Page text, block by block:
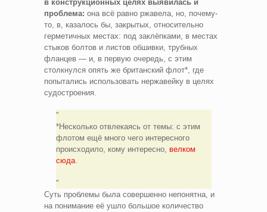
в конструкционных целях выявилась и
проблема: она всё равно ржавела, но, почему-
то, в, казалось бы, закрытых, относительно
герметичных местах: под заклёпками, в местах
стыков болтов и листов обшивки, трубных
фланцев — и, в первую очередь, с этим
столкнулся опять же британский флот*, где
попытались использовать нержавейку в целях
судостроения.
*Несколько отвлекаясь от темы: с этим
флотом ещё много чего интересного
происходило, кому интересно, велком
сюда.
Суть проблемы была совершенно непонятна, и
на понимание её ушло большое количество